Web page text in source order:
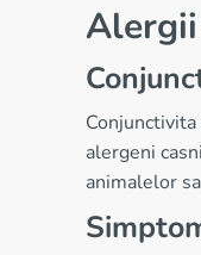
alergeni
animalelor